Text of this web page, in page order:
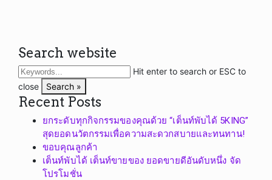
Search website
Hit enter to search or ESC to
close
Search »
Recent Posts
ยกระดับทุกกิจกรรมของคุณด้วย “เต็นท์พับได้ 5KING”
สุดยอดนวัตกรรมเพื่อความสะดวกสบายและทนทาน!
ขอบคุณลูกค้า
เต็นท์พับได้ เต็นท์ขายของ ยอดขายดีอันดับหนึ่ง จัด
โปรโมชั่น